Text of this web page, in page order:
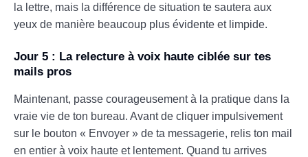
la lettre, mais la différence de situation te sautera aux
yeux de manière beaucoup plus évidente et limpide.
Jour 5 : La relecture à voix haute ciblée sur tes
mails pros
Maintenant, passe courageusement à la pratique dans la
vraie vie de ton bureau. Avant de cliquer impulsivement
sur le bouton « Envoyer » de ta messagerie, relis ton mail
en entier à voix haute et lentement. Quand tu arrives